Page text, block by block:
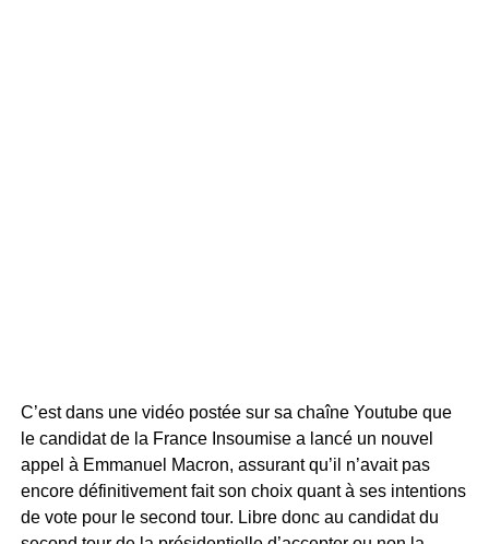
C’est dans une vidéo postée sur sa chaîne Youtube que
le candidat de la France Insoumise a lancé un nouvel
appel à Emmanuel Macron, assurant qu’il n’avait pas
encore définitivement fait son choix quant à ses intentions
de vote pour le second tour. Libre donc au candidat du